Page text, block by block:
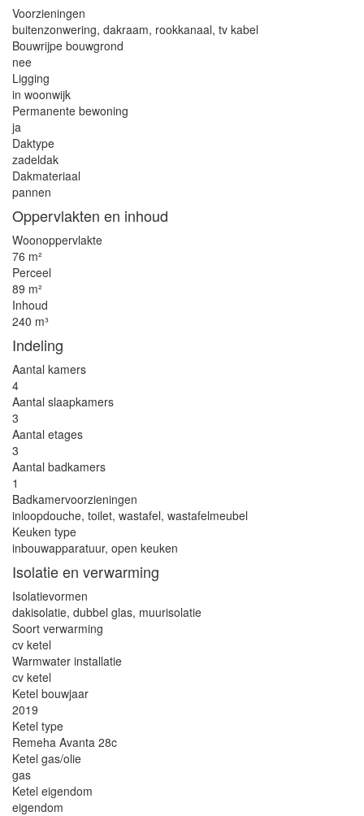
Voorzieningen
buitenzonwering, dakraam, rookkanaal, tv kabel
Bouwrijpe bouwgrond
nee
Ligging
in woonwijk
Permanente bewoning
ja
Daktype
zadeldak
Dakmateriaal
pannen
Oppervlakten en inhoud
Woonoppervlakte
76 m²
Perceel
89 m²
Inhoud
240 m³
Indeling
Aantal kamers
4
Aantal slaapkamers
3
Aantal etages
3
Aantal badkamers
1
Badkamervoorzieningen
inloopdouche, toilet, wastafel, wastafelmeubel
Keuken type
inbouwapparatuur, open keuken
Isolatie en verwarming
Isolatievormen
dakisolatie, dubbel glas, muurisolatie
Soort verwarming
cv ketel
Warmwater installatie
cv ketel
Ketel bouwjaar
2019
Ketel type
Remeha Avanta 28c
Ketel gas/olie
gas
Ketel eigendom
eigendom